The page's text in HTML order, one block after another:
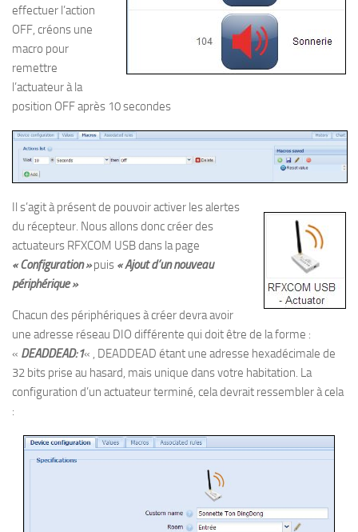
effectuer l’action
OFF, créons une
macro pour
remettre
l’actuateur à la
position OFF après 10 secondes
Il s’agit à présent de pouvoir activer les alertes
du récepteur. Nous allons donc créer des
actuateurs RFXCOM USB dans la page
« Configuration »puis « Ajout d’un nouveau
périphérique »
Chacun des périphériques à créer devra avoir
une adresse réseau DIO différente qui doit être de la forme :
« DEADDEAD:1« , DEADDEAD étant une adresse hexadécimale de
32 bits prise au hasard, mais unique dans votre habitation. La
configuration d’un actuateur terminé, cela devrait ressembler à cela
: